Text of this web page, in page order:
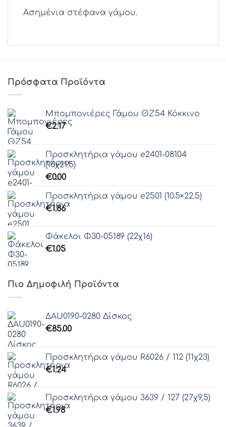
Ασημένια στέφανα γάμου.
Πρόσφατα Προϊόντα
Μπομπονιέρες Γάμου ΘZ54 Κόκκινο
€2.17
Προσκλητήρια γάμου e2401-08104
(16χ21.5)
€0.00
Προσκλητήρια γάμου e2501 (10.5×22.5)
€1.86
Φάκελοι Φ30-05189 (22χ16)
€1.05
Πιο Δημοφιλή Προϊόντα
ΔAU0190-0280 Δίσκος
€85.00
Προσκλητήρια γάμου R6026 / 112 (11χ23)
€1.24
Προσκλητήρια γάμου 3639 / 127 (27χ9,5)
€1.98